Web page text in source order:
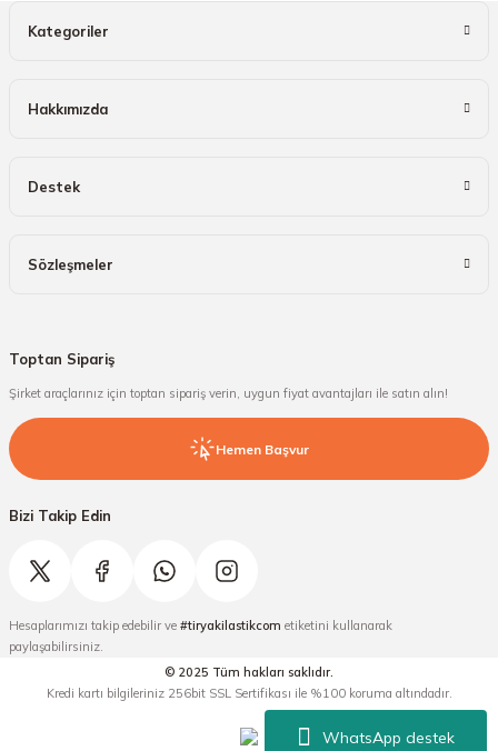
WhatsApp destek
Kategoriler
Hakkımızda
Destek
Sözleşmeler
Toptan Sipariş
Şirket araçlarınız için toptan sipariş verin, uygun fiyat avantajları ile satın alın!
Hemen Başvur
Bizi Takip Edin
Hesaplarımızı takip edebilir ve #tiryakilastikcom etiketini kullanarak
paylaşabilirsiniz.
© 2025 Tüm hakları saklıdır.
Kredi kartı bilgileriniz 256bit SSL Sertifikası ile %100 koruma altındadır.